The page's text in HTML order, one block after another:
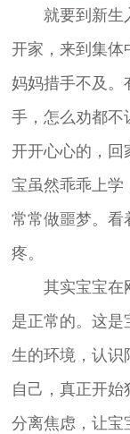
就要到新生入
开家，来到集体
妈妈措手不及。
手，怎么劝都不
开开心心的，回
宝虽然乖乖上学
常常做噩梦。看
疼。
其实宝宝在刚
是正常的。这是
生的环境，认识
自己，真正开始
分离焦虑，让宝